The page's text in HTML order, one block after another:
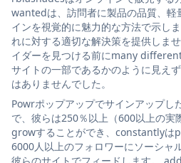
wantedは、訪問者に製品の品質、軽
インを視覚的に魅力的な方法で示し
れに対する適切な解決策を提供しま
イダーを見つける前にmany
サイトの一部であるかのように見え
はありませんでした。
Powrポップアップでサインアップ
で、彼らは250％以上（600以上の実
growすることができ、constantlyは
6000人以上のフォロワーにソーシャ